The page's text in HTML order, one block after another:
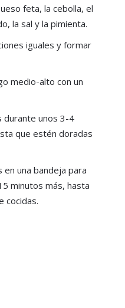
feta, la cebolla, el
la sal y la pimienta.
iguales y formar
medio-alto con un
durante unos 3-4
que estén doradas
en una bandeja para
minutos más, hasta
cocidas.